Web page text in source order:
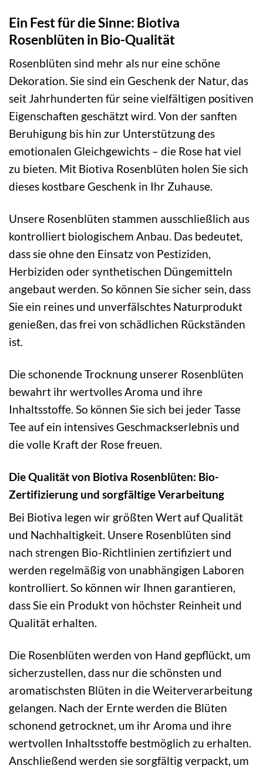
Ein Fest für die Sinne: Biotiva
Rosenblüten in Bio-Qualität
Rosenblüten sind mehr als nur eine schöne
Dekoration. Sie sind ein Geschenk der Natur, das
seit Jahrhunderten für seine vielfältigen positiven
Eigenschaften geschätzt wird. Von der sanften
Beruhigung bis hin zur Unterstützung des
emotionalen Gleichgewichts – die Rose hat viel
zu bieten. Mit Biotiva Rosenblüten holen Sie sich
dieses kostbare Geschenk in Ihr Zuhause.
Unsere Rosenblüten stammen ausschließlich aus
kontrolliert biologischem Anbau. Das bedeutet,
dass sie ohne den Einsatz von Pestiziden,
Herbiziden oder synthetischen Düngemitteln
angebaut werden. So können Sie sicher sein, dass
Sie ein reines und unverfälschtes Naturprodukt
genießen, das frei von schädlichen Rückständen
ist.
Die schonende Trocknung unserer Rosenblüten
bewahrt ihr wertvolles Aroma und ihre
Inhaltsstoffe. So können Sie sich bei jeder Tasse
Tee auf ein intensives Geschmackserlebnis und
die volle Kraft der Rose freuen.
Die Qualität von Biotiva Rosenblüten: Bio-
Zertifizierung und sorgfältige Verarbeitung
Bei Biotiva legen wir größten Wert auf Qualität
und Nachhaltigkeit. Unsere Rosenblüten sind
nach strengen Bio-Richtlinien zertifiziert und
werden regelmäßig von unabhängigen Laboren
kontrolliert. So können wir Ihnen garantieren,
dass Sie ein Produkt von höchster Reinheit und
Qualität erhalten.
Die Rosenblüten werden von Hand gepflückt, um
sicherzustellen, dass nur die schönsten und
aromatischsten Blüten in die Weiterverarbeitung
gelangen. Nach der Ernte werden die Blüten
schonend getrocknet, um ihr Aroma und ihre
wertvollen Inhaltsstoffe bestmöglich zu erhalten.
Anschließend werden sie sorgfältig verpackt, um